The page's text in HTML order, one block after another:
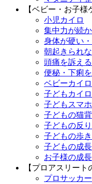
【ベビー・お子様
小児カイロ
集中力が続
身体が硬い
朝起きられ
頭痛を訴え
便秘・下痢
ベビーカイロ
子どもカイ
子どもスマ
子どもの猫背
子どもの反
子どもの歩
子どもの成
お子様の成
【プロアスリート
プロサッカ